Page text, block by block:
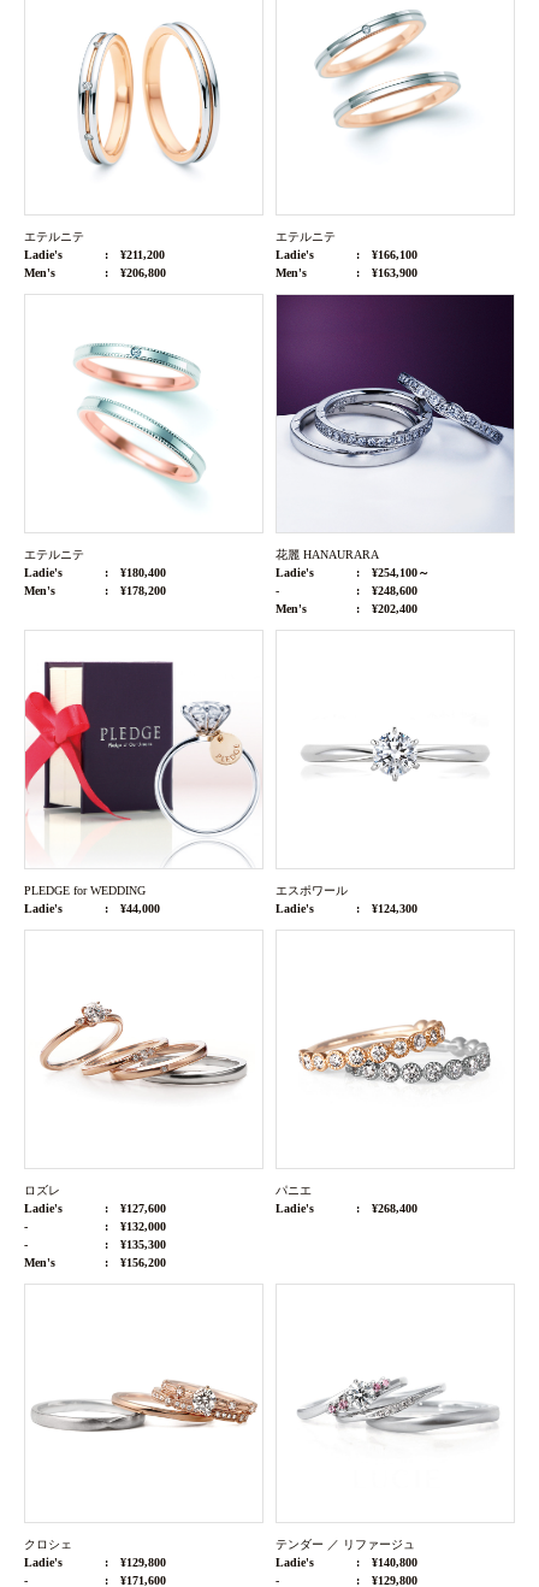
エテルニテ
Ladie's
¥211,200
Men's
¥206,800
エテルニテ
Ladie's
¥166,100
Men's
¥163,900
エテルニテ
Ladie's
¥180,400
Men's
¥178,200
花麗 HANAURARA
Ladie's
¥254,100～
-
¥248,600
Men's
¥202,400
PLEDGE for WEDDING
Ladie's
¥44,000
エスポワール
Ladie's
¥124,300
ロズレ
Ladie's
¥127,600
-
¥132,000
-
¥135,300
Men's
¥156,200
パニエ
Ladie's
¥268,400
クロシェ
Ladie's
¥129,800
-
¥171,600
テンダー ／ リファージュ
Ladie's
¥140,800
-
¥129,800